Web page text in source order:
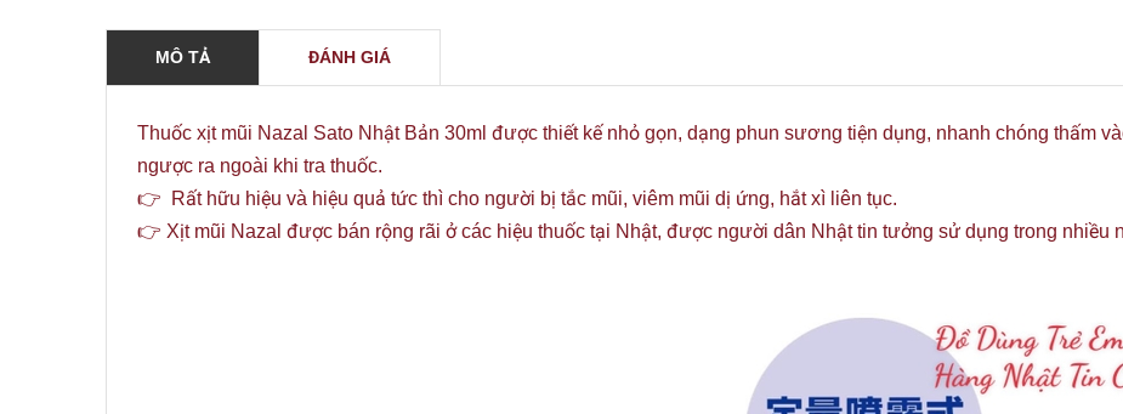
MÔ TẢ ĐÁNH GIÁ
Thuốc xịt mũi Nazal Sato Nhật Bản 30ml được thiết kế nhỏ gọn, dạng phun sương tiện dụng, nhanh chóng thấm
ngược ra ngoài khi tra thuốc.
👉 Rất hữu hiệu và hiệu quả tức thì cho người bị tắc mũi, viêm mũi dị ứng, hắt xì liên tục.
👉 Xịt mũi Nazal được bán rộng rãi ở các hiệu thuốc tại Nhật, được người dân Nhật tin tưởng sử dụng trong nhiều